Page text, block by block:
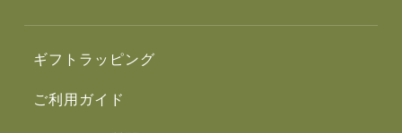
ギフトラッピング
ご利用ガイド